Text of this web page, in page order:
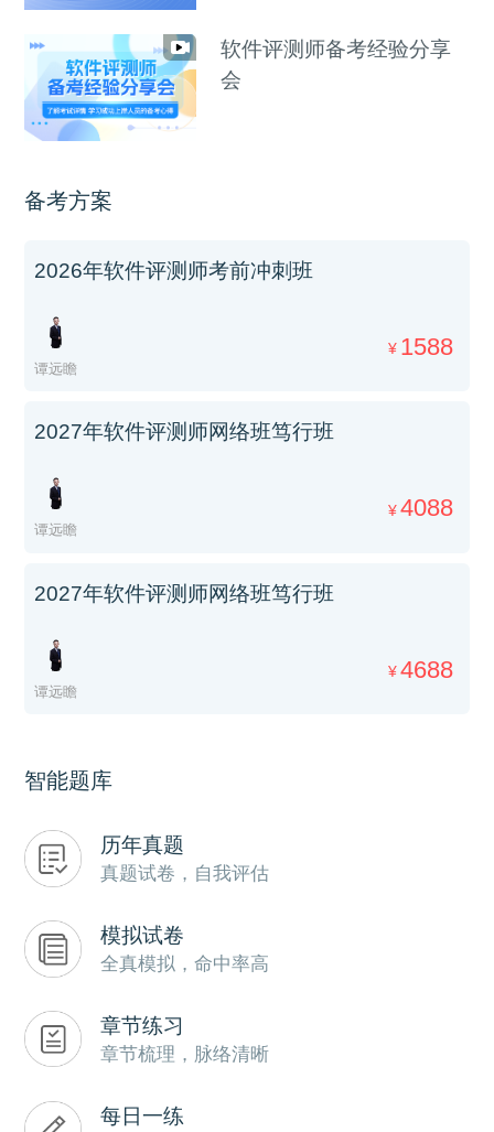
软件评测师备考经验分享
会
备考方案
2026年软件评测师考前冲刺班
谭远瞻
¥ 1588
2027年软件评测师网络班笃行班
谭远瞻
¥ 4088
2027年软件评测师网络班笃行班
谭远瞻
¥ 4688
智能题库
历年真题
真题试卷，自我评估
模拟试卷
全真模拟，命中率高
章节练习
章节梳理，脉络清晰
每日一练